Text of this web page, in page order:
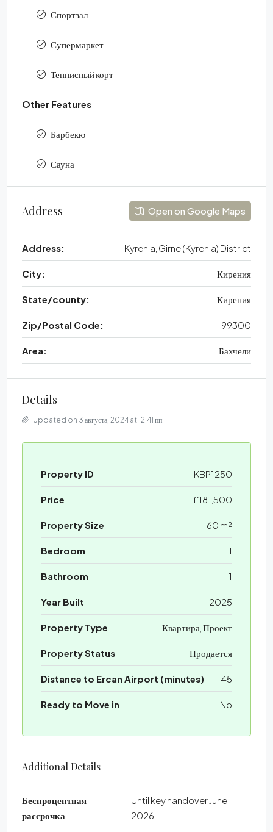
Спортзал
Супермаркет
Теннисный корт
Other Features
Барбекю
Сауна
Address Open on Google Maps
Address: Kyrenia, Girne (Kyrenia) District
City: Кирения
State/county: Кирения
Zip/Postal Code: 99300
Area: Бахчели
Details
Updated on 3 августа, 2024 at 12:41 пп
Property ID KBP1250
Price £181,500
Property Size 60 m²
Bedroom 1
Bathroom 1
Year Built 2025
Property Type Квартира, Проект
Property Status Продается
Distance to Ercan Airport (minutes) 45
Ready to Move in No
Additional Details
Беспроцентная
рассрочка
Until key handover June
2026